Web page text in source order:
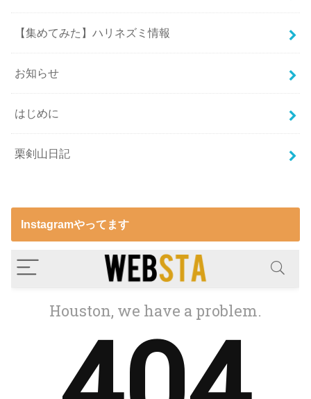
【集めてみた】ハリネズミ情報
お知らせ
はじめに
栗剣山日記
Instagramやってます